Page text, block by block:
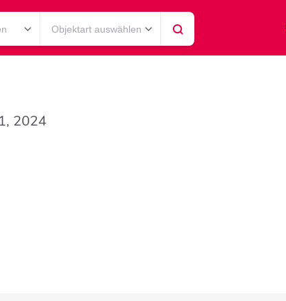
Objektart auswählen
2024